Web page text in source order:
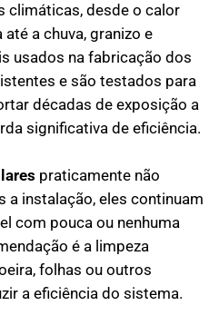
climáticas, desde o calor
a chuva, granizo e
usados na fabricação dos
e são testados para
décadas de exposição a
significativa de eficiência.
praticamente não
a instalação, eles continuam
com pouca ou nenhuma
é a limpeza
folhas ou outros
a eficiência do sistema.